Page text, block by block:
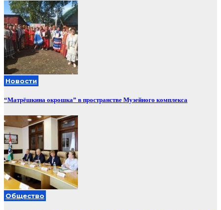
Новости
“Матрёшкина окрошка” в пространстве Музейного комплекса
Общество